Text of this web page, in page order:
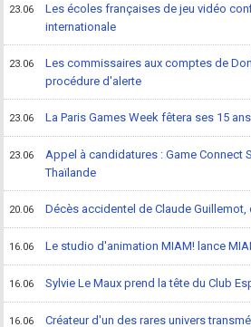
23.06
Les écoles françaises de jeu vidéo
internationale
23.06
Les commissaires aux comptes de
procédure d'alerte
23.06 La Paris Games Week fêtera ses 15
23.06
Appel à candidatures : Game Connect
Thaïlande
20.06 Décès accidentel de Claude
16.06 Le studio d'animation MIAM! lance
16.06 Sylvie Le Maux prend la tête du Club
16.06 Créateur d'un des rares univers